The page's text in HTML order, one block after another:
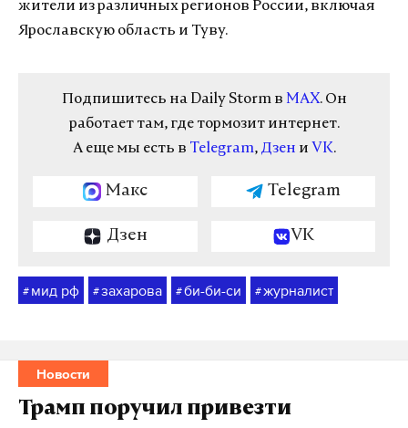
жители из различных регионов России, включая
Ярославскую область и Туву.
Подпишитесь на Daily Storm в MAX. Он
работает там, где тормозит интернет.
А еще мы есть в Telegram, Дзен и VK.
Макс Telegram
Дзен VK
# мид рф #захарова #би-би-си #журналист
Новости
Трамп поручил привезти